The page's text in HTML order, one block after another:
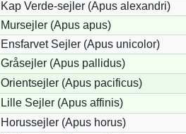
Kap Verde-sejler (Apus alexandri)
Mursejler (Apus apus)
Ensfarvet Sejler (Apus unicolor)
Gråsejler (Apus pallidus)
Orientsejler (Apus pacificus)
Lille Sejler (Apus affinis)
Horussejler (Apus horus)